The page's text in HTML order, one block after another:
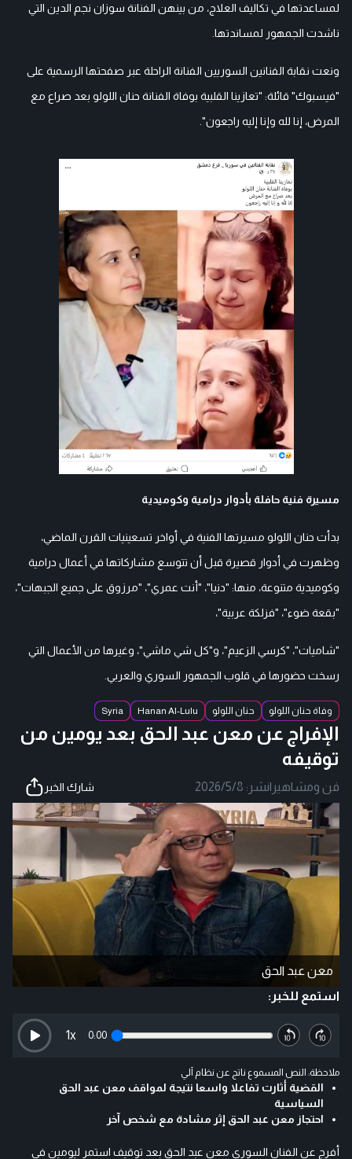
لمساعدتها في تكاليف العلاج، من بينهن الفنانة سوزان نجم الدين التي
ناشدت الجمهور لمساندتها.
ونعت نقابة الفنانين السوريين الفنانة الراحلة عبر صفحتها الرسمية على
"فيسبوك" قائلة: "تعازينا القلبية بوفاة الفنانة حنان اللولو بعد صراع مع
المرض، إنا لله وإنا إليه راجعون".
مسيرة فنية حافلة بأدوار درامية وكوميدية
بدأت حنان اللولو مسيرتها الفنية في أواخر تسعينيات القرن الماضي،
وظهرت في أدوار قصيرة قبل أن تتوسع مشاركاتها في أعمال درامية
وكوميدية متنوعة، منها: "دنيا"، "أنت عمري"، "مرزوق على جميع الجبهات"،
"بقعة ضوء"، "فزلكة عربية"،
"شاميات"، "كرسي الزعيم"، و"كل شي ماشي"، وغيرها من الأعمال التي
رسخت حضورها في قلوب الجمهور السوري والعربي.
وفاة حنان اللولو حنان اللولو Hanan Al-Lulu
Syria
الإفراج عن معن عبد الحق بعد يومين من
توقيفه
فن ومشاهير |نشر: 2026/5/8 شارك الخبر
معن عبد الحق
استمع للخبر:
0:00
1x
ملاحظة: النص المسموع ناتج عن نظام آلي
القضية أثارت تفاعلا واسعا نتيجة لمواقف معن عبد الحق
السياسية
احتجاز معن عبد الحق إثر مشادة مع شخص آخر
أفرج عن الفنان السوري معن عبد الحق بعد توقيف استمر ليومين في